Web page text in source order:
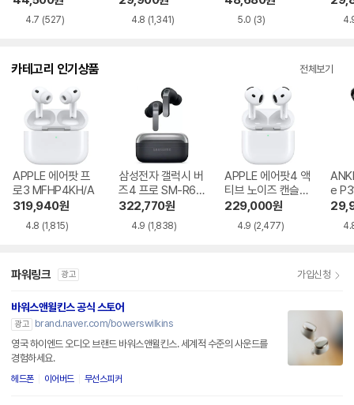
4.7 (527) 4.8 (1,341) 5.0 (3)
카테고리 인기상품 전체보기
APPLE 에어팟 프
로3 MFHP4KH/A
319,940원
4.8 (1,815)
삼성전자 갤럭시 버
즈4 프로 SM-R64
0
322,770원
4.9 (1,838)
APPLE 에어팟4 액
티브 노이즈 캔슬링
MXP93KH/A
229,000원
4.9 (2,477)
e
i NC
파워링크 광고 가입신청
바워스앤윌킨스 공식 스토어
광고
brand.naver.com/bowerswilkins
영국 하이엔드 오디오 브랜드 바워스앤윌킨스. 세계적 수준의 사운드를
경험하세요.
헤드폰 이어버드 무선스피커